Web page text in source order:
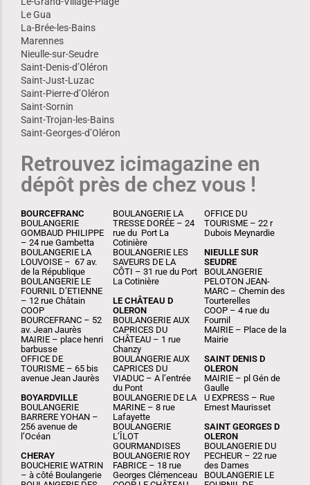
Le Gua
La-Brée-les-Bains
Marennes
Nieulle-sur-Seudre
Saint-Denis-d’Oléron
Saint-Just-Luzac
Saint-Pierre-d’Oléron
Saint-Sornin
Saint-Trojan-les-Bains
Saint-Georges-d’Oléron
Retrouvez icimagazine en
dépôt près de chez vous !
BOURCEFRANC
BOULANGERIE
GOMBAUD PHILIPPE
– 24 rue Gambetta
BOULANGERIE LA
LOUVOISE – 67 av.
de la République
BOULANGERIE LE
FOURNIL D’ETIENNE
– 12 rue Châtain
COOP
BOURCEFRANC – 52
av. Jean Jaurès
MAIRIE – place henri
barbusse
OFFICE DE
TOURISME – 65 bis
avenue Jean Jaurès
BOYARDVILLE
BOULANGERIE
BARRERE YOHAN –
256 avenue de
l’Océan
CHERAY
BOUCHERIE WATRIN
– à côté Boulangerie
BOULANGERIE LA
TRESSE DORÉE – 24
rue du Port La
Cotinière
BOULANGERIE LES
SAVEURS DE LA
CÔTI – 31 rue du Port
La Cotinière
LE CHÂTEAU D
OLERON
BOULANGERIE AUX
CAPRICES DU
CHÂTEAU – 1 rue
Chanzy
BOULANGERIE AUX
CAPRICES DU
VIADUC – A l’entrée
du Pont
BOULANGERIE DE LA
MARINE – 8 rue
Lafayette
BOULANGERIE
L’ÎLOT
GOURMANDISES
BOULANGERIE ROY
FABRICE – 18 rue
Georges Clémenceau
OFFICE DU
TOURISME – 22 r
Dubois Meynardie
NIEULLE SUR
SEUDRE
BOULANGERIE
PELOTON JEAN-
MARC – Chemin des
Tourterelles
COOP – 4 rue du
Fournil
MAIRIE – Place de la
Mairie
SAINT DENIS D
OLERON
MAIRIE – pl Gén de
Gaulle
U EXPRESS – Rue
Ernest Maurisset
SAINT GEORGES D
OLERON
BOULANGERIE DU
PECHEUR – 22 rue
des Dames
BOULANGERIE LE